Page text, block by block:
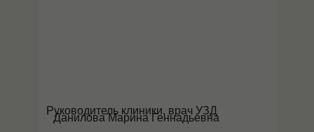
Руководитель клиники, врач УЗД
Данилова Марина Геннадьевна